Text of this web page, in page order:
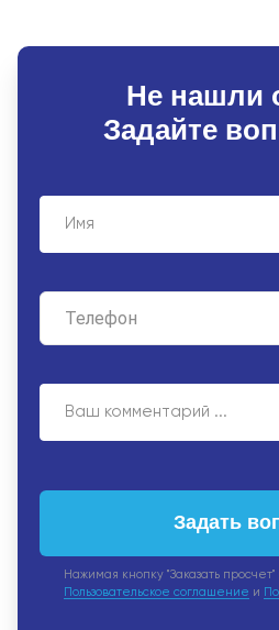
Не нашли
Задайте
Задать
Нажимая кнопку "Заказать
Пользовательское соглашение и